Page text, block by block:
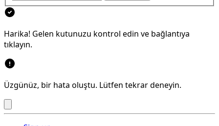
Harika! Gelen kutunuzu kontrol edin ve bağlantıya
tıklayın.
Üzgünüz, bir hata oluştu. Lütfen tekrar deneyin.